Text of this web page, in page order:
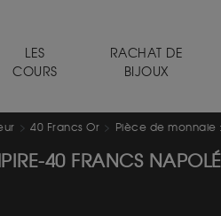
LES
COURS
RACHAT DE
BIJOUX
40 Francs Or Pièce de monnaie
40 FRANCS